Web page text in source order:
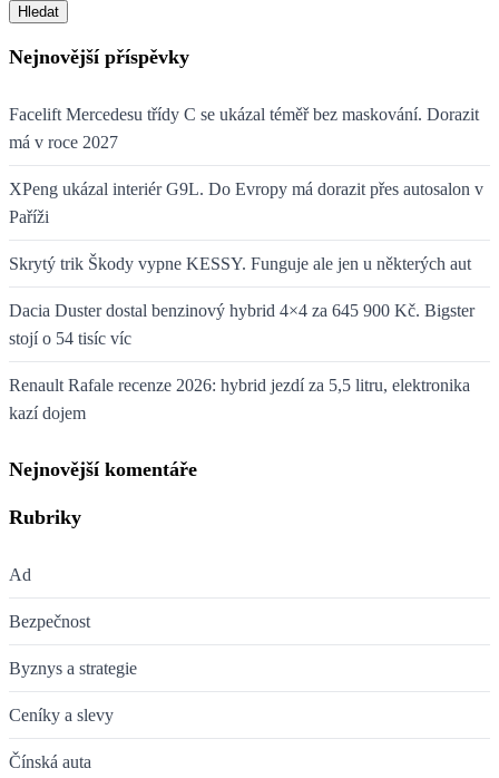
Hledat
Nejnovější příspěvky
Facelift Mercedesu třídy C se ukázal téměř bez maskování. Dorazit
má v roce 2027
XPeng ukázal interiér G9L. Do Evropy má dorazit přes autosalon v
Paříži
Skrytý trik Škody vypne KESSY. Funguje ale jen u některých aut
Dacia Duster dostal benzinový hybrid 4×4 za 645 900 Kč. Bigster
stojí o 54 tisíc víc
Renault Rafale recenze 2026: hybrid jezdí za 5,5 litru, elektronika
kazí dojem
Nejnovější komentáře
Rubriky
Ad
Bezpečnost
Byznys a strategie
Ceníky a slevy
Čínská auta